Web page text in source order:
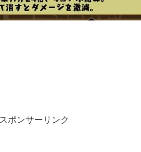
スポンサーリンク